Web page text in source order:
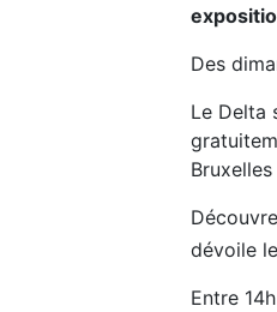
Des
Le Delta
dévoile
Entre